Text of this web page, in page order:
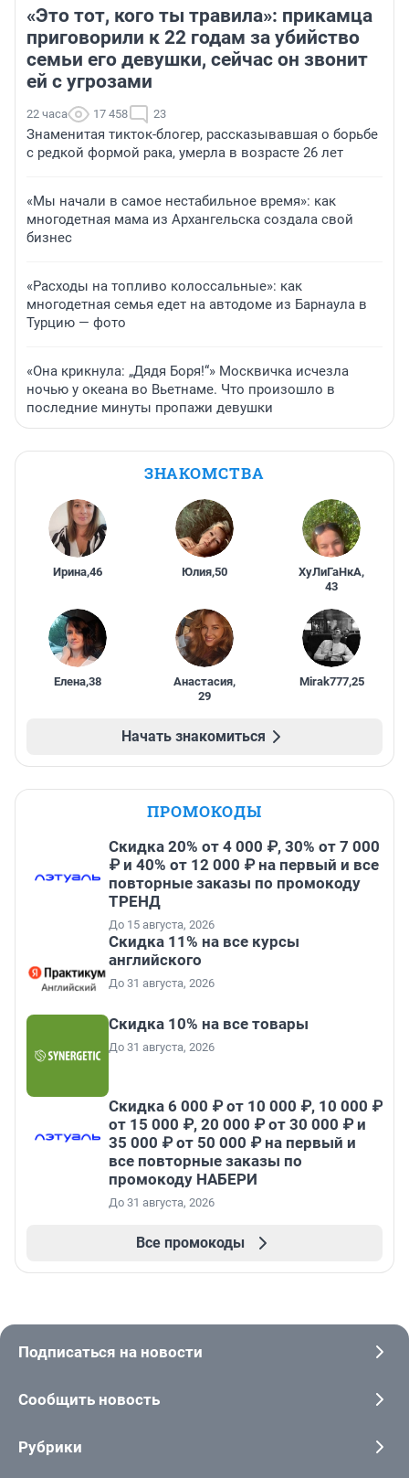
«Это тот, кого ты травила»: прикамца
приговорили к 22 годам за убийство
семьи его девушки, сейчас он звонит
ей с угрозами
22 часа 17 458 23
Знаменитая тикток-блогер, рассказывавшая о борьбе
с редкой формой рака, умерла в возрасте 26 лет
«Мы начали в самое нестабильное время»: как
многодетная мама из Архангельска создала свой
бизнес
«Расходы на топливо колоссальные»: как
многодетная семья едет на автодоме из Барнаула в
Турцию — фото
«Она крикнула: „Дядя Боря!“» Москвичка исчезла
ночью у океана во Вьетнаме. Что произошло в
последние минуты пропажи девушки
ЗНАКОМСТВА
Ирина,46 Юлия,50 ХуЛиГаНкА,
43
Елена,38 Анастасия,
29
Mirak777,25
Начать знакомиться
ПРОМОКОДЫ
Скидка 20% от 4 000 ₽, 30% от 7 000
₽ и 40% от 12 000 ₽ на первый и все
повторные заказы по промокоду
ТРЕНД
До 15 августа, 2026
Скидка 11% на все курсы
английского
До 31 августа, 2026
Скидка 10% на все товары
До 31 августа, 2026
Скидка 6 000 ₽ от 10 000 ₽, 10 000 ₽
от 15 000 ₽, 20 000 ₽ от 30 000 ₽ и
35 000 ₽ от 50 000 ₽ на первый и
все повторные заказы по
промокоду НАБЕРИ
До 31 августа, 2026
Все промокоды
Подписаться на новости
Сообщить новость
Рубрики